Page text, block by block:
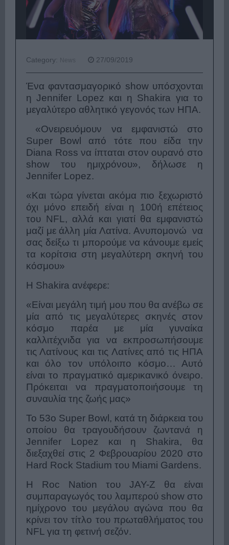
Category: News 27/09/2019
Ένα φαντασμαγορικό show υπόσχονται
η Jennifer Lopez και η Shakira για το
μεγαλύτερο αθλητικό γεγονός των ΗΠΑ.
«Ονειρευόμουν να εμφανιστώ στο
Super Bowl από τότε που είδα την
Diana Ross να ίπταται στον ουρανό στο
show του ημιχρόνου», δήλωσε η
Jennifer Lopez.
«Και τώρα γίνεται ακόμα πιο ξεχωριστό
όχι μόνο επειδή είναι η 100ή επέτειος
του NFL, αλλά και γιατί θα εμφανιστώ
μαζί με άλλη μία Λατίνα. Ανυπομονώ να
σας δείξω τι μπορούμε να κάνουμε εμείς
τα κορίτσια στη μεγαλύτερη σκηνή του
κόσμου»
Η Shakira ανέφερε:
«Είναι μεγάλη τιμή μου που θα ανέβω σε
μία από τις μεγαλύτερες σκηνές στον
κόσμο παρέα με μία γυναίκα
καλλιτέχνιδα για να εκπροσωπήσουμε
τις Λατίνους και τις Λατίνες από τις ΗΠΑ
και όλο τον υπόλοιπο κόσμο… Αυτό
είναι το πραγματικό αμερικανικό όνειρο.
Πρόκειται να πραγματοποιήσουμε τη
συναυλία της ζωής μας»
Το 53ο Super Bowl, κατά τη διάρκεια του
οποίου θα τραγουδήσουν ζωντανά η
Jennifer Lopez και η Shakira, θα
διεξαχθεί στις 2 Φεβρουαρίου 2020 στο
Hard Rock Stadium του Miami Gardens.
Η Roc Nation του JAY-Z θα είναι
συμπαραγωγός του λαμπερού show στο
ημίχρονο του μεγάλου αγώνα που θα
κρίνει τον τίτλο του πρωταθλήματος του
NFL για τη φετινή σεζόν.